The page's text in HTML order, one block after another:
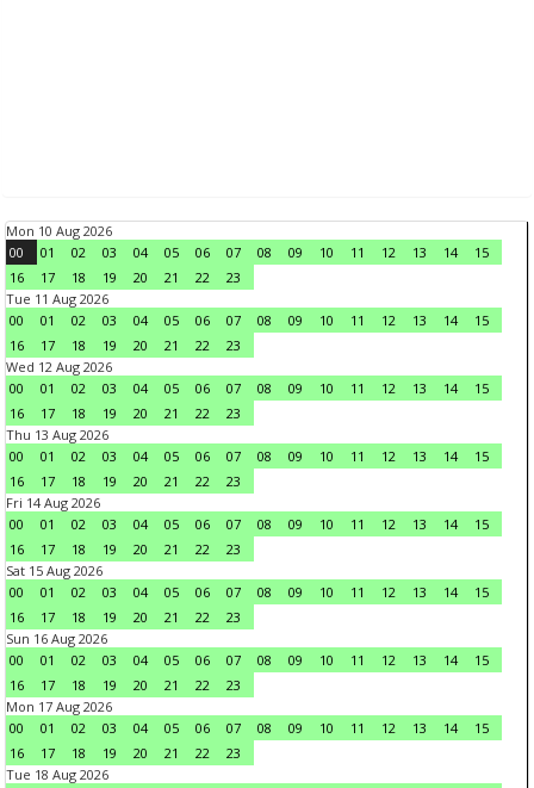
Mon 10 Aug 2026
00
01 02 03 04 05 06 07 08 09 10 11 12 13 14
15
16
17 18 19 20 21 22
23
Tue 11 Aug 2026
00
01 02 03 04 05 06 07 08 09 10 11 12 13 14
15
16
17 18 19 20 21 22
23
Wed 12 Aug 2026
00
01 02 03 04 05 06 07 08 09 10 11 12 13 14
15
16
17 18 19 20 21 22
23
Thu 13 Aug 2026
00
01 02 03 04 05 06 07 08 09 10 11 12 13 14
15
16
17 18 19 20 21 22
23
Fri 14 Aug 2026
00
01 02 03 04 05 06 07 08 09 10 11 12 13 14
15
16
17 18 19 20 21 22
23
Sat 15 Aug 2026
00
01 02 03 04 05 06 07 08 09 10 11 12 13 14
15
16
17 18 19 20 21 22
23
Sun 16 Aug 2026
00
01 02 03 04 05 06 07 08 09 10 11 12 13 14
15
16
17 18 19 20 21 22
23
Mon 17 Aug 2026
00
01 02 03 04 05 06 07 08 09 10 11 12 13 14
15
16
17 18 19 20 21 22
23
Tue 18 Aug 2026